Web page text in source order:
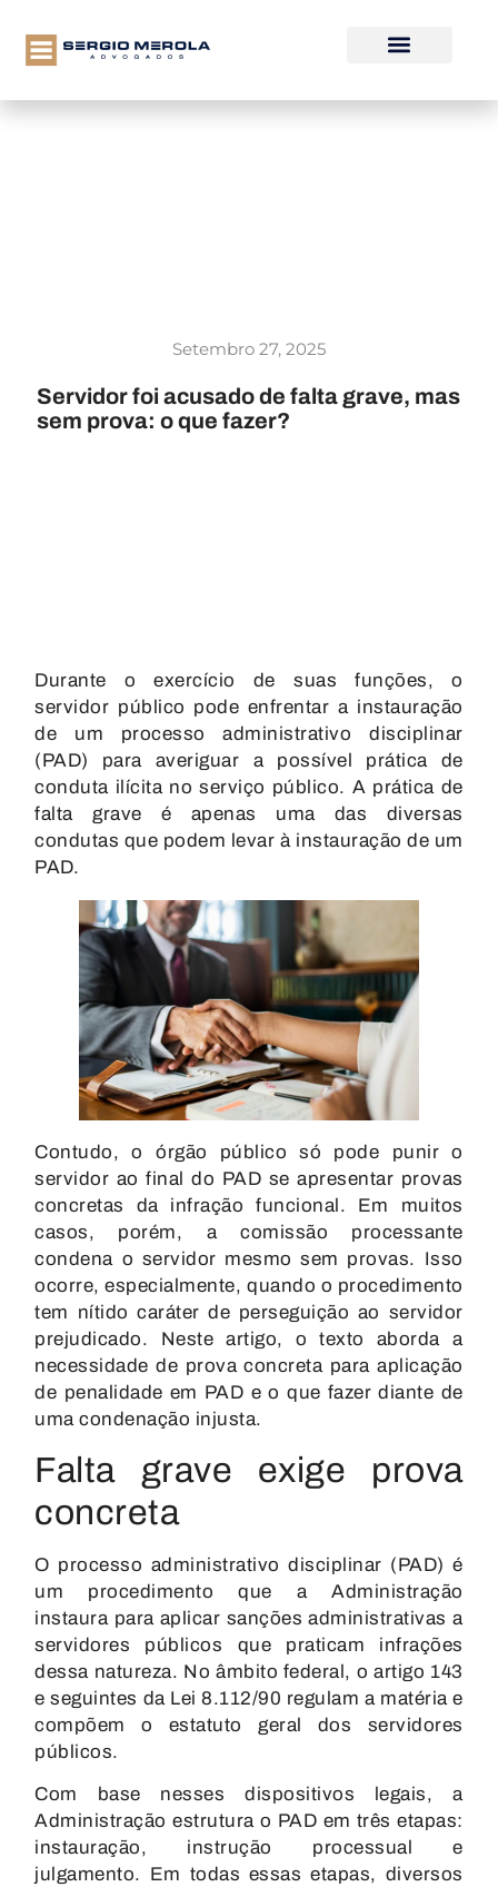
Setembro 27, 2025
Servidor foi acusado de falta grave, mas
sem prova: o que fazer?
Durante o exercício de suas funções, o
servidor público pode enfrentar a instauração
de um processo administrativo disciplinar
(PAD) para averiguar a possível prática de
conduta ilícita no serviço público. A prática de
falta grave é apenas uma das diversas
condutas que podem levar à instauração de um
PAD.
Contudo, o órgão público só pode punir o
servidor ao final do PAD se apresentar provas
concretas da infração funcional. Em muitos
casos, porém, a comissão processante
condena o servidor mesmo sem provas. Isso
ocorre, especialmente, quando o procedimento
tem nítido caráter de perseguição ao servidor
prejudicado. Neste artigo, o texto aborda a
necessidade de prova concreta para aplicação
de penalidade em PAD e o que fazer diante de
uma condenação injusta.
Falta grave exige prova
concreta
O processo administrativo disciplinar (PAD) é
um procedimento que a Administração
instaura para aplicar sanções administrativas a
servidores públicos que praticam infrações
dessa natureza. No âmbito federal, o artigo 143
e seguintes da Lei 8.112/90 regulam a matéria e
compõem o estatuto geral dos servidores
públicos.
Com base nesses dispositivos legais, a
Administração estrutura o PAD em três etapas:
instauração, instrução processual e
julgamento. Em todas essas etapas, diversos